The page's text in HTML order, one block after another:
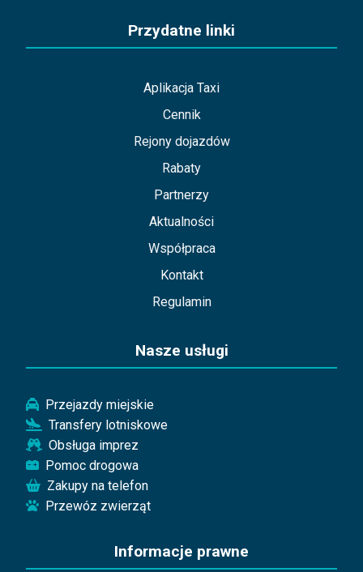
Przydatne linki
Aplikacja Taxi
Cennik
Rejony dojazdów
Rabaty
Partnerzy
Aktualności
Współpraca
Kontakt
Regulamin
Nasze usługi
Przejazdy miejskie
Transfery lotniskowe
Obsługa imprez
Pomoc drogowa
Zakupy na telefon
Przewóz zwierząt
Informacje prawne